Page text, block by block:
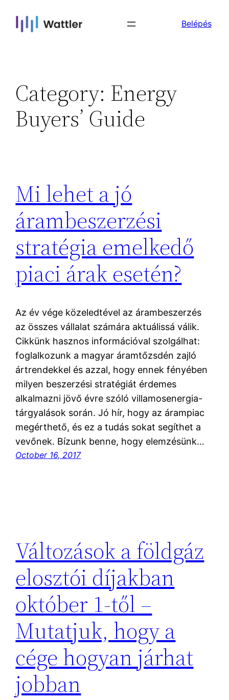
Belépés
Category: Energy
Buyers’ Guide
Mi lehet a jó
árambeszerzési
stratégia emelkedő
piaci árak esetén?
Az év vége közeledtével az árambeszerzés
az összes vállalat számára aktuálissá válik.
Cikkünk hasznos információval szolgálhat:
foglalkozunk a magyar áramtőzsdén zajló
ártrendekkel és azzal, hogy ennek fényében
milyen beszerzési stratégiát érdemes
alkalmazni jövő évre szóló villamosenergia-
tárgyalások során. Jó hír, hogy az árampiac
megérthető, és ez a tudás sokat segíthet a
vevőnek. Bízunk benne, hogy elemzésünk…
October 16, 2017
Változások a földgáz
elosztói díjakban
október 1-től –
Mutatjuk, hogy a
cége hogyan járhat
jobban